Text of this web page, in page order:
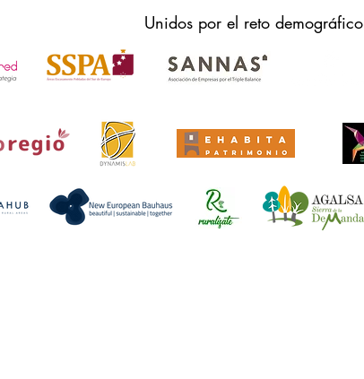
Unidos por el reto demográfico